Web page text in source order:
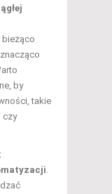
bieżąco
by
takie
czy